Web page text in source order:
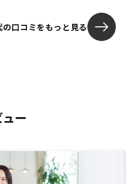
動産を持つこ
・④で収支プ
るシミュレー
い ・レスポ
字脱字がない
も、丁寧に説
の口コミをもっと見る
ー